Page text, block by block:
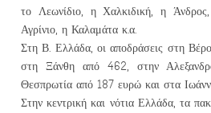
το Λεωνίδιο, η Χαλκιδική, η
Αγρίνιο, η Καλαμάτα κ.α.
Στη Β. Ελλάδα, οι αποδράσεις στη
στη Ξάνθη από 462, στην
Θεσπρωτία από 187 ευρώ και στα
Στην κεντρική και νότια Ελλάδα, τα